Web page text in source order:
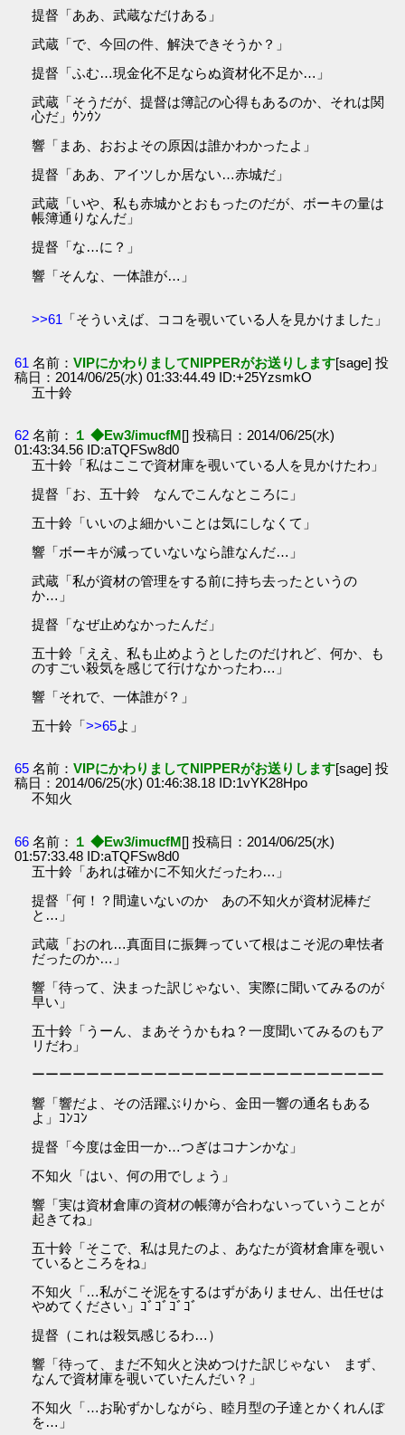
提督「ああ、武蔵なだけある」
武蔵「で、今回の件、解決できそうか？」
提督「ふむ…現金化不足ならぬ資材化不足か…」
武蔵「そうだが、提督は簿記の心得もあるのか、それは関
心だ」ｳﾝｳﾝ
響「まあ、おおよその原因は誰かわかったよ」
提督「ああ、アイツしか居ない…赤城だ」
武蔵「いや、私も赤城かとおもったのだが、ボーキの量は
帳簿通りなんだ」
提督「な…に？」
響「そんな、一体誰が…」
>>61 「そういえば、ココを覗いている人を見かけました」
61 名前：VIPにかわりましてNIPPERがお送りします[sage] 投
稿日：2014/06/25(水) 01:33:44.49 ID:+25YzsmkO
五十鈴
62 名前： １ ◆Ew3/imucfM[] 投稿日：2014/06/25(水)
01:43:34.56 ID:aTQFSw8d0
五十鈴「私はここで資材庫を覗いている人を見かけたわ」
提督「お、五十鈴 なんでこんなところに」
五十鈴「いいのよ細かいことは気にしなくて」
響「ボーキが減っていないなら誰なんだ…」
武蔵「私が資材の管理をする前に持ち去ったというの
か…」
提督「なぜ止めなかったんだ」
五十鈴「ええ、私も止めようとしたのだけれど、何か、も
のすごい殺気を感じて行けなかったわ…」
響「それで、一体誰が？」
五十鈴「>>65よ」
65 名前：VIPにかわりましてNIPPERがお送りします[sage] 投
稿日：2014/06/25(水) 01:46:38.18 ID:1vYK28Hpo
不知火
66 名前： １ ◆Ew3/imucfM[] 投稿日：2014/06/25(水)
01:57:33.48 ID:aTQFSw8d0
五十鈴「あれは確かに不知火だったわ…」
提督「何！？間違いないのか あの不知火が資材泥棒だ
と…」
武蔵「おのれ…真面目に振舞っていて根はこそ泥の卑怯者
だったのか…」
響「待って、決まった訳じゃない、実際に聞いてみるのが
早い」
五十鈴「うーん、まあそうかもね？一度聞いてみるのもア
リだわ」
ーーーーーーーーーーーーーーーーーーーーーーーーーー
響「響だよ、その活躍ぶりから、金田一響の通名もある
よ」ｺﾝｺﾝ
提督「今度は金田一か…つぎはコナンかな」
不知火「はい、何の用でしょう」
響「実は資材倉庫の資材の帳簿が合わないっていうことが
起きてね」
五十鈴「そこで、私は見たのよ、あなたが資材倉庫を覗い
ているところをね」
不知火「…私がこそ泥をするはずがありません、出任せは
やめてください」ｺﾞｺﾞｺﾞｺﾞ
提督（これは殺気感じるわ…）
響「待って、まだ不知火と決めつけた訳じゃない まず、
なんで資材庫を覗いていたんだい？」
不知火「…お恥ずかしながら、睦月型の子達とかくれんぼ
を…」